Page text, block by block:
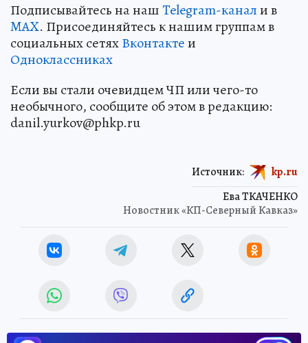
Подписывайтесь на нашTelegram-канали в
MAX. Присоединяйтесь к нашим группам в
социальных сетяхВконтактеи
Одноклассниках
Если вы стали очевидцем ЧП или чего-то
необычного, сообщите об этом в редакцию:
danil.yurkov@phkp.ru
Ева ТКАЧЕНКО
Новостник «КП-Северный Кавказ»
Источник: kp.ru